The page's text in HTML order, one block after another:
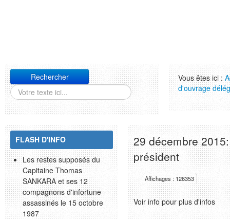
Rechercher Vous êtes ici :
d'ouvrage
FLASH D'INFO
Les restes supposés du
Capitaine Thomas
SANKARA et ses 12
compagnons d'infortune
assassinés le 15 octobre
1987
29 décembre
président
Affichages : 126353
Voir info pour plus d'infos